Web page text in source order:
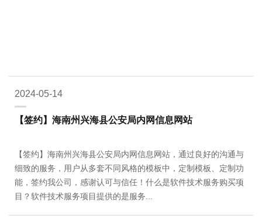
2024-05-14
【签约】海南州兴海县公安局内网信息网站
【签约】海南州兴海县公安局内网信息网站，通过良好的沟通与
细致的服务，用户从多套不同风格的模板中，定制模板、定制功
能，签约我公司，感谢认可与信任！什么是软件技术服务购买项
目？软件技术服务项目提供的是服务...